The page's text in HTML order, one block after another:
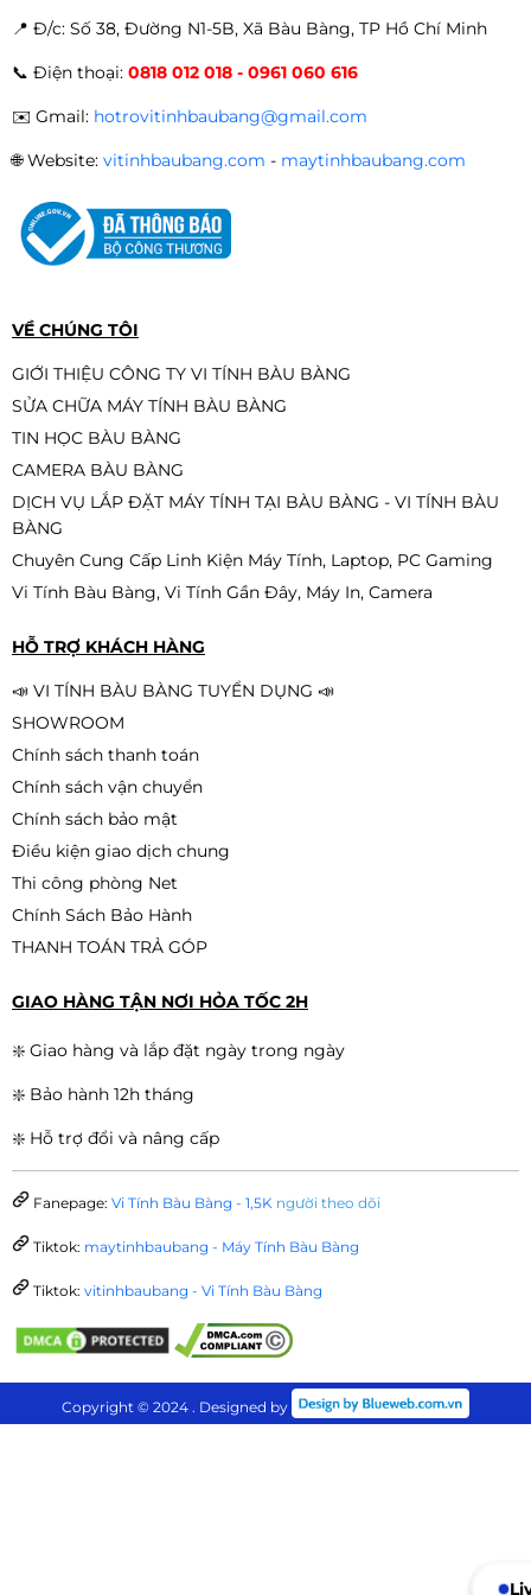
750ti 2gb ram ddr5 (QSD)
950.000đ 990.000đ
Card màn hình (VGA) Gigabyte
750Ti 2GB DDR5 2 Fan (QSD)
-11%
9.390.000đ
📍 Đ/c: Số 38, Đường N1-5B, Xã Bàu Bàng, TP Hồ Chí Minh
📞 Điện thoại: 0818 012 018 - 0961 060 616
✉️ Gmail: hotrovitinhbaubang@gmail.com
🌐Website: vitinhbaubang.com - maytinhbaubang.com
VỀ CHÚNG TÔI
GIỚI THIỆU CÔNG TY VI TÍNH BÀU BÀNG
SỬA CHỮA MÁY TÍNH BÀU BÀNG
TIN HỌC BÀU BÀNG
CAMERA BÀU BÀNG
DỊCH VỤ LẮP ĐẶT MÁY TÍNH TẠI BÀU BÀNG - VI TÍNH BÀU
BÀNG
Chuyên Cung Cấp Linh Kiện Máy Tính, Laptop, PC Gaming
Vi Tính Bàu Bàng, Vi Tính Gần Đây, Máy In, Camera
HỖ TRỢ KHÁCH HÀNG
📣 VI TÍNH BÀU BÀNG TUYỂN DỤNG 📣
SHOWROOM
Chính sách thanh toán
Chính sách vận chuyển
Chính sách bảo mật
Điều kiện giao dịch chung
Thi công phòng Net
Chính Sách Bảo Hành
THANH TOÁN TRẢ GÓP
GIAO HÀNG TẬN NƠI HỎA TỐC 2H
❇️ Giao hàng và lắp đặt ngày trong ngày
❇️ Bảo hành 12h tháng
❇️ Hỗ trợ đổi và nâng cấp
Fanepage: Vi Tính Bàu Bàng - 1,5K người theo dõi
Tiktok: maytinhbaubang - Máy Tính Bàu Bàng
Tiktok: vitinhbaubang - Vi Tính Bàu Bàng
Copyright © 2024 . Designed by